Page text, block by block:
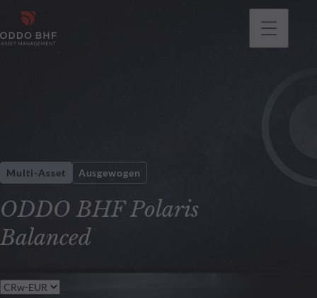
ODDO BHF Polaris
Balanced
Multi-Asset Ausgewogen